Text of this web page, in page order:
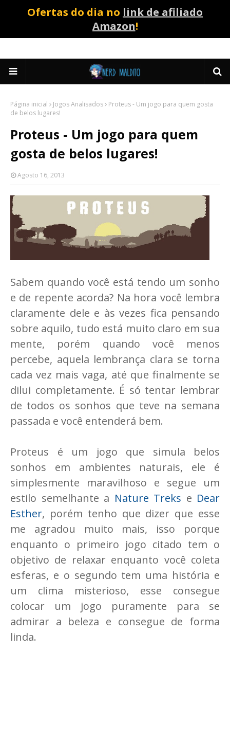
Ofertas do dia no link de afiliado
Amazon!
Página inicial Jogos Analisados
Proteus - Um jogo para quem gosta
de belos lugares!
Proteus - Um jogo para quem
gosta de belos lugares!
Agosto 16, 2013
Sabem quando você está tendo um sonho
e de repente acorda? Na hora você lembra
claramente dele e às vezes fica pensando
sobre aquilo, tudo está muito claro em sua
mente, porém quando você menos
percebe, aquela lembrança clara se torna
cada vez mais vaga, até que finalmente se
dilui completamente. É só tentar lembrar
de todos os sonhos que teve na semana
passada e você entenderá bem.
Proteus é um jogo que simula belos
sonhos em ambientes naturais, ele é
simplesmente maravilhoso e segue um
estilo semelhante a Nature Treks e Dear
Esther, porém tenho que dizer que esse
me agradou muito mais, isso porque
enquanto o primeiro jogo citado tem o
objetivo de relaxar enquanto você coleta
esferas, e o segundo tem uma história e
um clima misterioso, esse consegue
colocar um jogo puramente para se
admirar a beleza e consegue de forma
linda.